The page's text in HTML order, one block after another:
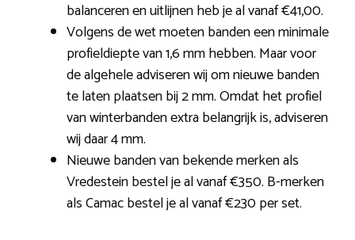
balanceren en uitlijnen heb je al vanaf €41,00.
Volgens de wet moeten banden een minimale
profieldiepte van 1,6 mm hebben. Maar voor
de algehele adviseren wij om nieuwe banden
te laten plaatsen bij 2 mm. Omdat het profiel
van winterbanden extra belangrijk is, adviseren
wij daar 4 mm.
Nieuwe banden van bekende merken als
Vredestein bestel je al vanaf €350. B-merken
als Camac bestel je al vanaf €230 per set.